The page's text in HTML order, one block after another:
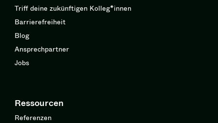
Triff deine zukünftigen Kolleg*innen
Barrierefreiheit
Blog
Ansprechpartner
Jobs
Ressourcen
Referenzen